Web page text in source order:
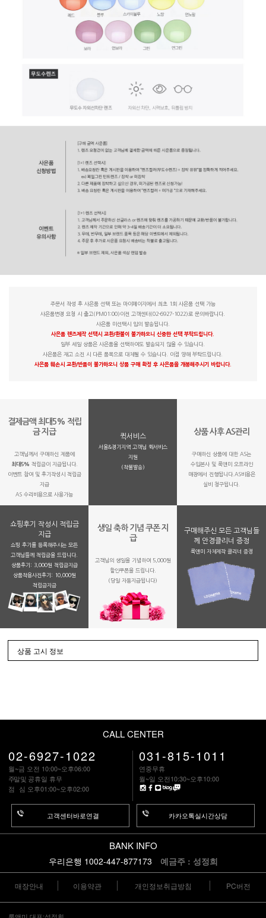
주문서 작성 후 사은품 선택 또는 마이페이지에서 최초 1회 사은품 선택 가능
사은품변경 요청 시 출고(PM01:00)이전 고객센터(02-6927-1022)로 문의바랍니다.
사은품 미선택시 임의 발송됩니다.
사은품 렌즈제작 선택시 교환/환불이 불가하오니 신중한 선택 부탁드립니다.
일부 세일 상품은 사은품을 선택하여도 발송되지 않을 수 있습니다.
사은품은 재고 소진 시 다른 품목으로 대체될 수 있습니다. 이점 양해 부탁드립니다.
사은품 훼손시 교환/반품이 불가하오니 상품 구매 확정 후 사은품을 개봉해주시기 바랍니다.
결제금액 최대5% 적립
금 지급
고객님께서 구매하신 제품에
최대5% 적립금이 지급됩니다.
이벤트 참여 및 후기작성시 적립금
지급
AS 수리비용으로 사용가능
퀵서비스
서울&경기지역 고객님 퀵서비스
지원
(착불발송)
상품 사후 AS관리
구매하신 상품에 대한 AS는
수입본사 및 룩앤미 오프라인
매장에서 진행됩니다.AS비용은
실비 청구됩니다.
쇼핑후기 작성시 적립금
지급
쇼핑 후기를 등록해주시는 모든
고객님들께 적립금을 드립니다.
상품후기: 3,000원 적립금지급
상품착용사진후기: 10,000원
적립금지금
생일 축하 기념 쿠폰 지
급
고객님의 생일을 기념하여 5,000원
할인쿠폰을 드립니다.
(당일 자동지급됩니다)
구매해주신 모든 고객님들
께 안경클리너 증정
룩앤미 자체제작 클리너 증정
상품 고시 정보
CALL CENTER
02-6927-1022
월~금 오전 10:00~오후06:00
주말및 공휴일 휴무
점 심 오후01:00~오후02:00
고객센터바로연결
031-815-1011
연중무휴
월~일 오전10:30~오후10:00
카카오톡실시간상담
BANK INFO
우리은행 1002-447-877173 예금주 : 성정희
매장안내 이용약관 개인정보취급방침 PC버전